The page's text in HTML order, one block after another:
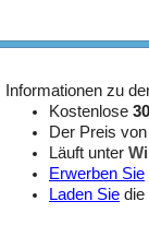
Informationen zu
Kostenlose
Der Preis von
Läuft unter
Erwerben Sie
Laden Sie die